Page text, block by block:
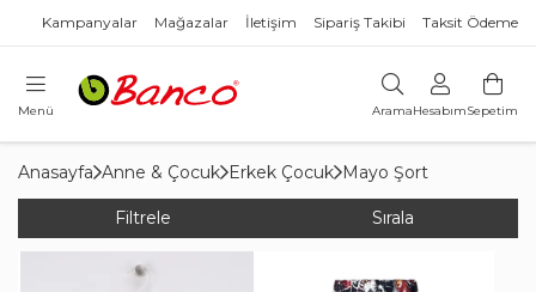
Kampanyalar Mağazalar İletişim Sipariş Takibi Taksit Ödeme
Menü AramaHesabımSepetim
Anasayfa Anne & Çocuk Erkek Çocuk Mayo Şort
Filtrele Sırala